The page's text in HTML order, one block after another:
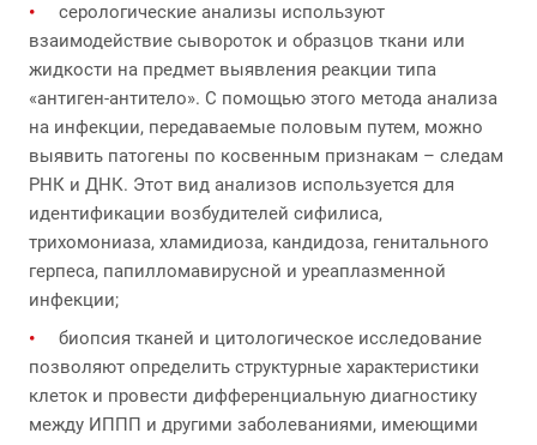
серологические анализы используют
взаимодействие сывороток и образцов ткани или
жидкости на предмет выявления реакции типа
«антиген-антитело». С помощью этого метода анализа
на инфекции, передаваемые половым путем, можно
выявить патогены по косвенным признакам – следам
РНК и ДНК. Этот вид анализов используется для
идентификации возбудителей сифилиса,
трихомониаза, хламидиоза, кандидоза, генитального
герпеса, папилломавирусной и уреаплазменной
инфекции;
биопсия тканей и цитологическое исследование
позволяют определить структурные характеристики
клеток и провести дифференциальную диагностику
между ИППП и другими заболеваниями, имеющими